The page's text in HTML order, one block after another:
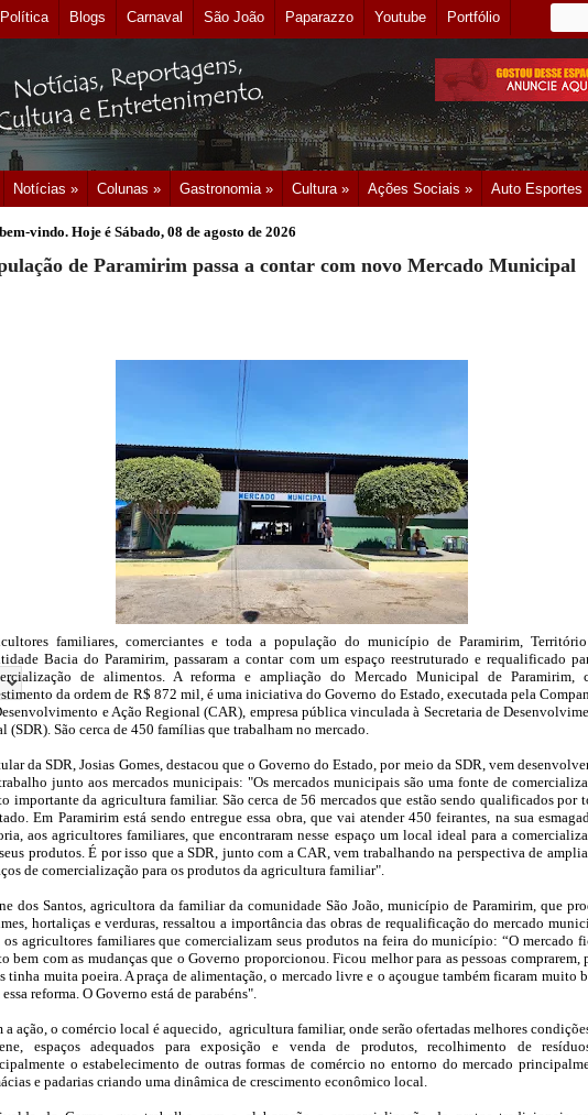
Blogs Carnaval São João Paparazzo Youtube Portfólio
Notícias » Colunas » Gastronomia » Cultura » Ações Sociais » Auto Esportes
vindo. Hoje é Sábado, 08 de agosto de 2026
de Paramirim passa a contar com novo Mercado Municipal
familiares, comerciantes e toda a população do município de Paramirim,
Bacia do Paramirim, passaram a contar com um espaço reestruturado e requalificado
de alimentos. A reforma e ampliação do Mercado Municipal de Paramirim,
da ordem de R$ 872 mil, é uma iniciativa do Governo do Estado, executada pela
e Ação Regional (CAR), empresa pública vinculada à Secretaria de
(SDR). São cerca de 450 famílias que trabalham no mercado.
da SDR, Josias Gomes, destacou que o Governo do Estado, por meio da SDR, vem
junto aos mercados municipais: "Os mercados municipais são uma fonte de
importante da agricultura familiar. São cerca de 56 mercados que estão sendo qualificados por
Em Paramirim está sendo entregue essa obra, que vai atender 450 feirantes, na sua
aos agricultores familiares, que encontraram nesse espaço um local ideal para a
produtos. É por isso que a SDR, junto com a CAR, vem trabalhando na perspectiva de
de comercialização para os produtos da agricultura familiar".
dos Santos, agricultora da familiar da comunidade São João, município de Paramirim, que
hortaliças e verduras, ressaltou a importância das obras de requalificação do mercado
os agricultores familiares que comercializam seus produtos na feira do município: “O mercado
bem com as mudanças que o Governo proporcionou. Ficou melhor para as pessoas comprarem,
tinha muita poeira. A praça de alimentação, o mercado livre e o açougue também ficaram muito
reforma. O Governo está de parabéns".
a ação, o comércio local é aquecido, agricultura familiar, onde serão ofertadas melhores
espaços adequados para exposição e venda de produtos, recolhimento de
o estabelecimento de outras formas de comércio no entorno do mercado
e padarias criando uma dinâmica de crescimento econômico local.